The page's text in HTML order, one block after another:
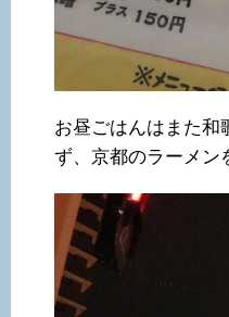
お昼ごはんはまた和
ず、京都のラーメン